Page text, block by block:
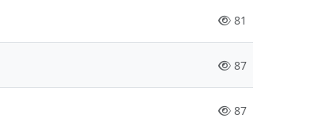
81
87
87